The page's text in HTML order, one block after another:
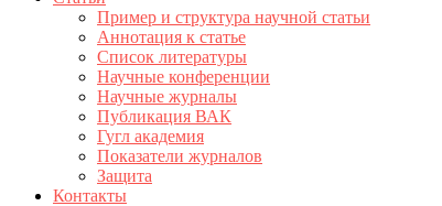
Пример и структура научной статьи
Аннотация к статье
Список литературы
Научные конференции
Научные журналы
Публикация ВАК
Гугл академия
Показатели журналов
Защита
Контакты